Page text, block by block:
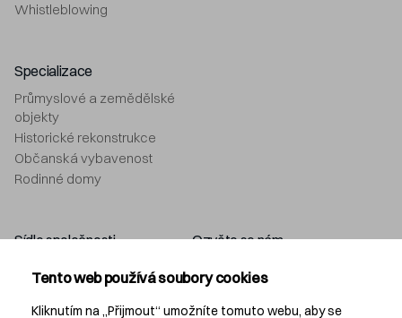
Whistleblowing
Specializace
Průmyslové a zemědělské
objekty
Historické rekonstrukce
Občanská vybavenost
Rodinné domy
Sídlo společnosti
Navláčil stavební firma, s.r.o.
Bartošova 5532
760 01 Zlín
Ozvěte se nám
+420 577 212 049
info@navlacil.cz
Tento web používá soubory cookies
Kliknutím na „Přijmout“ umožníte tomuto webu, aby se